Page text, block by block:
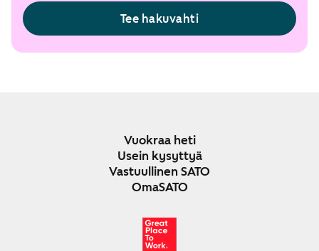
Tee hakuvahti
Vuokraa heti
Usein kysyttyä
Vastuullinen SATO
OmaSATO